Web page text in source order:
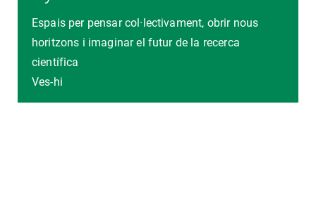
Espais per pensar col·lectivament, obrir nous
horitzons i imaginar el futur de la recerca
científica
Ves-hi